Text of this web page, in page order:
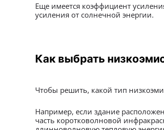
Еще имеется коэффициент
усиления от солнечной энергии.
Как выбрать
Чтобы решить, какой тип
Например, если здание
часть коротковолновой